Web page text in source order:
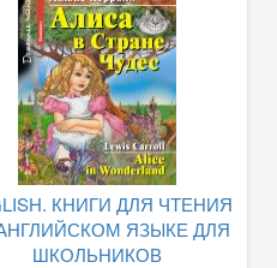
КНИГИ ДЛЯ ЧТЕНИЯ
ЯЗЫКЕ ДЛЯ
ШКОЛЬНИКОВ